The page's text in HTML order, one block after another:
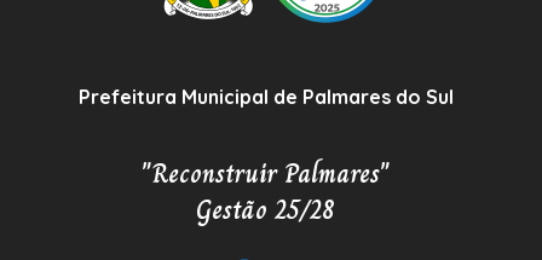
Prefeitura Municipal de Palmares do Sul
"Reconstruir Palmares"
Gestão 25/28